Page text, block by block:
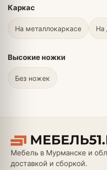
Каркас
На металлокаркасе На
Высокие ножки
Без ножек
Мебель в Мурманске и
доставкой и сборкой.